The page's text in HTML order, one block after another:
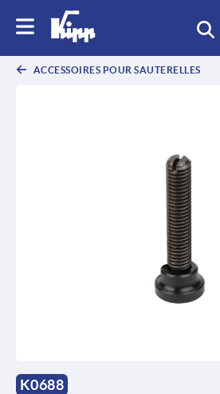
ACCESSOIRES POUR SAUTERELLES
K0688